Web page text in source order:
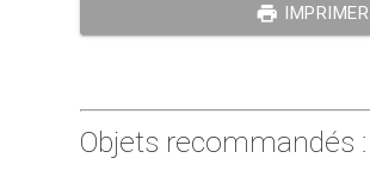
print IMPRIMER
Objets recommandés :